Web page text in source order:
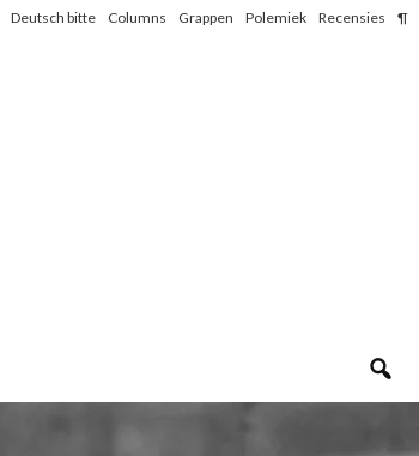
Deutsch bitte Columns Grappen Polemiek Recensies ¶